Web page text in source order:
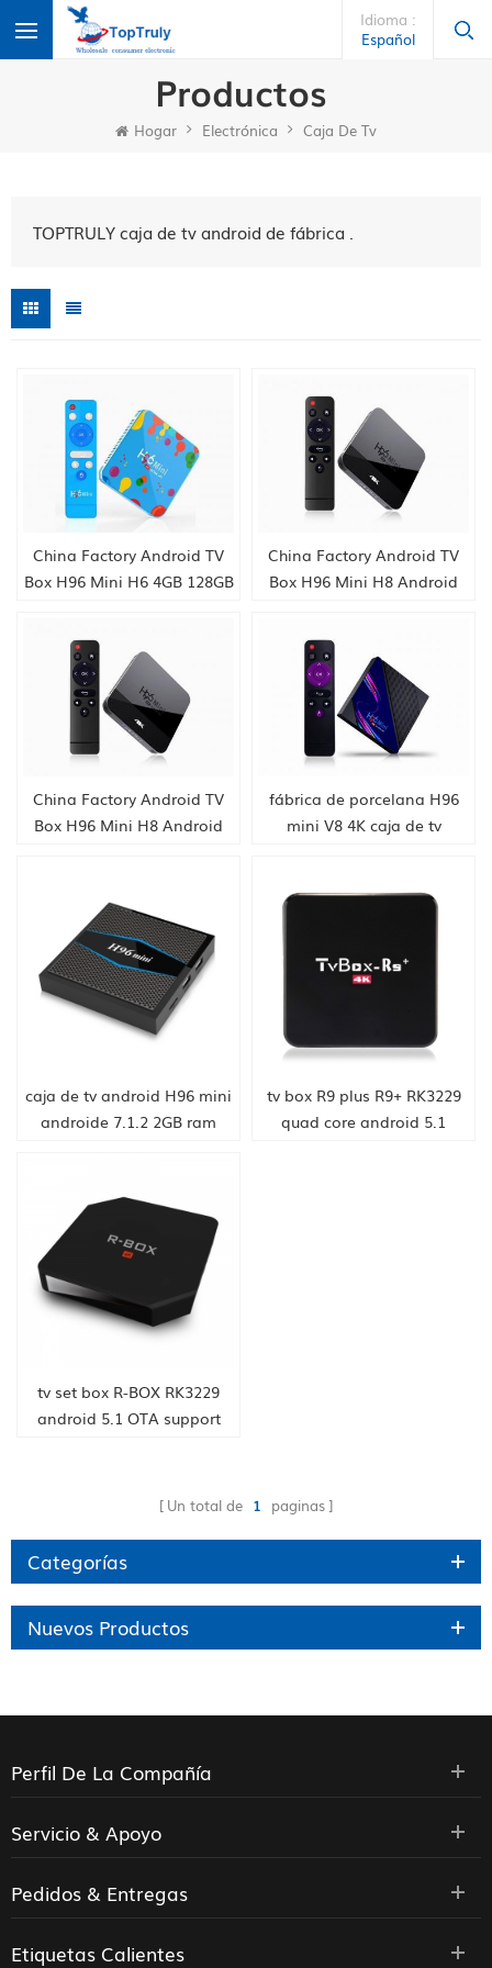
Idioma :
Español
Productos
Hogar Electrónica Caja De Tv
TOPTRULY caja de tv android de fábrica .
China Factory Android TV
Box H96 Mini H6 4GB 128GB
youtube Establecer caja
superior, incorporada Tiktok
Fábrica de China HK
suministro
China Factory Android TV
Box H96 Mini H8 Android
1GB + 8GB, incorporado
Tiktok Fábrica de China HK
suministro
China Factory Android TV
Box H96 Mini H8 Android
2GB + 16GB, incorporado
Tiktok Fábrica de China HK
suministro
fábrica de porcelana H96
mini V8 4K caja de tv
RK3228A Cuatro núcleos
integrado TikTok
caja de tv android H96 mini
androide 7.1.2 2GB ram
tv box R9 plus R9+ RK3229
quad core android 5.1
tv set box R-BOX RK3229
android 5.1 OTA support
Un total de 1 paginas
Categorías
Nuevos Productos
Perfil De La Compañía
Servicio & Apoyo
Pedidos & Entregas
Etiquetas Calientes